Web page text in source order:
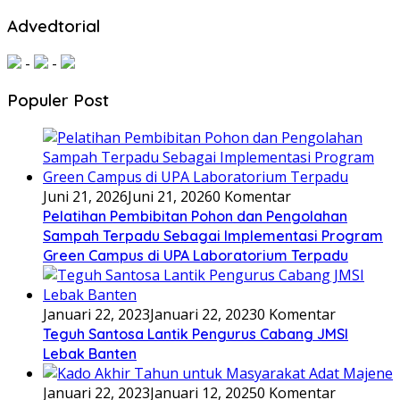
Advedtorial
- -
Populer Post
Juni 21, 2026Juni 21, 20260 Komentar
Pelatihan Pembibitan Pohon dan Pengolahan
Sampah Terpadu Sebagai Implementasi Program
Green Campus di UPA Laboratorium Terpadu
Januari 22, 2023Januari 22, 20230 Komentar
Teguh Santosa Lantik Pengurus Cabang JMSI
Lebak Banten
Januari 22, 2023Januari 12, 20250 Komentar